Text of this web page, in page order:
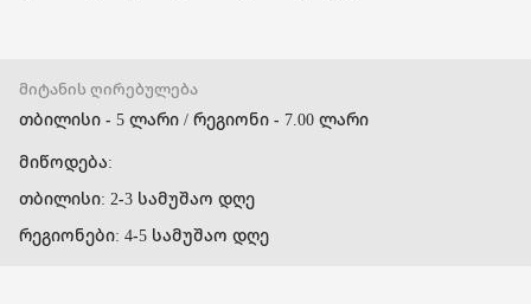
მიტანის ღირებულება
თბილისი - 5 ლარი / რეგიონი - 7.00 ლარი
მიწოდება:
თბილისი: 2-3 სამუშაო დღე
რეგიონები: 4-5 სამუშაო დღე